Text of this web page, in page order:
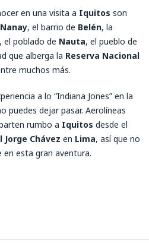
en una visita a Iquitos son
Nanay, el barrio de Belén, la
, el poblado de Nauta, el pueblo de
que alberga la Reserva Nacional
muchos más.
a lo “Indiana Jones” en la
puedes dejar pasar. Aerolíneas
rumbo a Iquitos desde el
Chávez en Lima, así que no
en esta gran aventura.